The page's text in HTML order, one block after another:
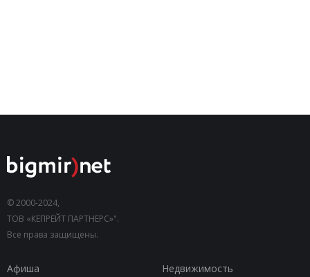
© 2000-2024,
ТОВ «КЕПРЕЙТ ПАРТНЕРС»".
Все права защищены.
Афиша
Недвижимость